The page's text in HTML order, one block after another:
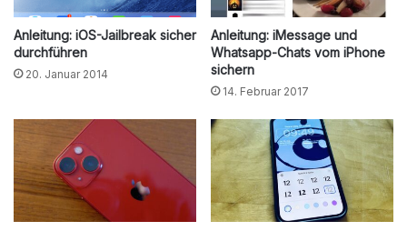
Anleitung: iOS-Jailbreak sicher
durchführen
20. Januar 2014
Anleitung: iMessage und
Whatsapp-Chats vom iPhone
sichern
14. Februar 2017